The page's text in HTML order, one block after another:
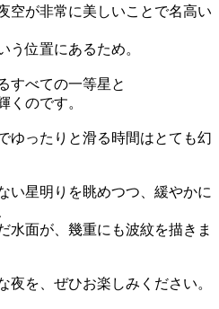
空が非常に美しいことで名高い
う位置にあるため。
すべての一等星と
くのです。
ゆったりと滑る時間はとても幻
い星明りを眺めつつ、緩やかに
水面が、幾重にも波紋を描きま
夜を、ぜひお楽しみください。